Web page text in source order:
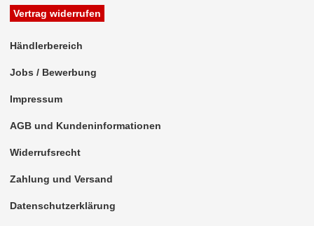
Vertrag widerrufen
Händlerbereich
Jobs / Bewerbung
Impressum
AGB und Kundeninformationen
Widerrufsrecht
Zahlung und Versand
Datenschutzerklärung